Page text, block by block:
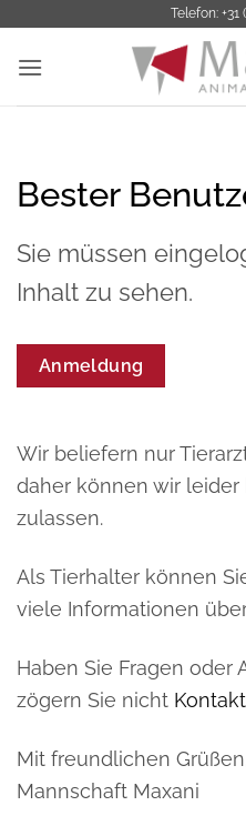
springen
Telefon: +31
Bester
Sie müssen
Inhalt zu sehen.
Anmeldung
Wir beliefern nur
daher können wir leider
zulassen.
Als Tierhalter können
viele Informationen
Haben Sie Fragen oder
zögern Sie nicht Kontakt
Mit freundlichen
Mannschaft Maxani